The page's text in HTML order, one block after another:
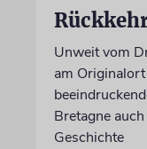
Unweit vom
am
Bretagne
Geschichte